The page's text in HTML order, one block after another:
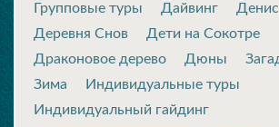
Групповые туры
Дайвинг
Деревня Снов
Дети на Сокотре
Драконовое дерево
Дюны
Зима
Индивидуальные туры
Индивидуальный гайдинг